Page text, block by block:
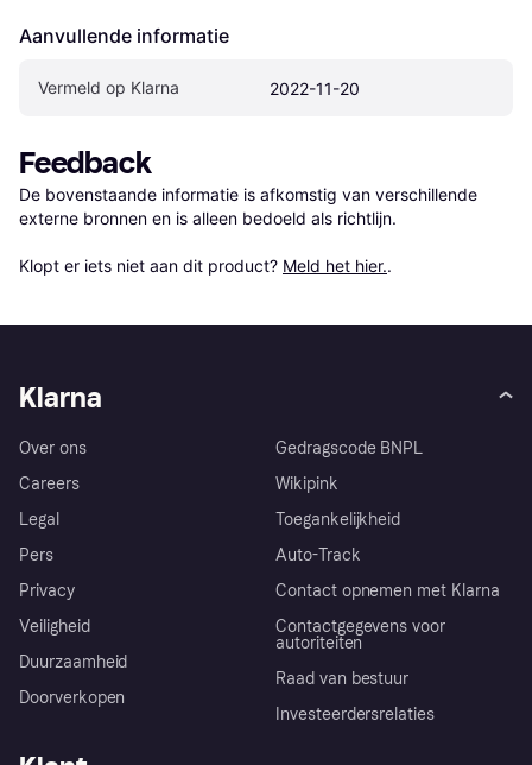
Aanvullende informatie
Vermeld op Klarna 2022-11-20
Feedback
De bovenstaande informatie is afkomstig van verschillende
externe bronnen en is alleen bedoeld als richtlijn.
Klopt er iets niet aan dit product? Meld het hier..
Klarna
Over ons
Careers
Legal
Pers
Privacy
Veiligheid
Duurzaamheid
Doorverkopen
Gedragscode BNPL
Wikipink
Toegankelijkheid
Auto-Track
Contact opnemen met Klarna
Contactgegevens voor
autoriteiten
Raad van bestuur
Investeerdersrelaties